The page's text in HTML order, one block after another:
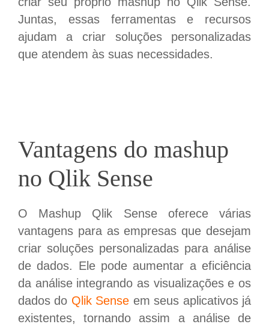
Juntas, essas ferramentas e recursos
ajudam a criar soluções personalizadas
que atendem às suas necessidades.
Vantagens do mashup
no Qlik Sense
O Mashup Qlik Sense oferece várias
vantagens para as empresas que desejam
criar soluções personalizadas para análise
de dados. Ele pode aumentar a eficiência
da análise integrando as visualizações e os
dados do Qlik Sense em seus aplicativos já
existentes, tornando assim a análise de